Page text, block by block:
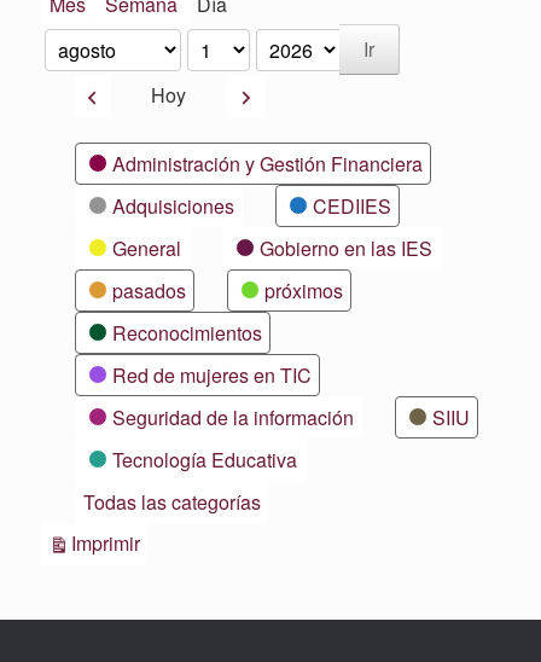
Mes
Día
Año
AnteriorHoy Siguiente
CategoríasAdministración y Gestión Financiera
Adquisiciones
CEDIIES
General
Gobierno en las IES
pasados
próximos
Reconocimientos
Red de mujeres en TIC
Seguridad de la información
SIIU
Tecnología Educativa
Todas las categorías
ImprimirVistas